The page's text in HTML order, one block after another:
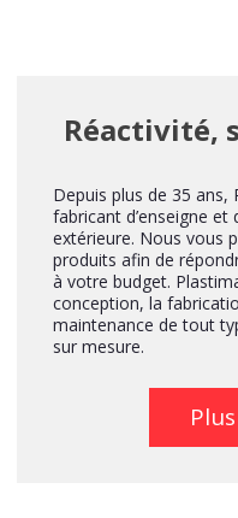
Réactivité,
Depuis plus de 35
fabricant d’enseigne
extérieure. Nous vous
produits afin de
à votre budget.
conception, la
maintenance de tout
sur mesure.